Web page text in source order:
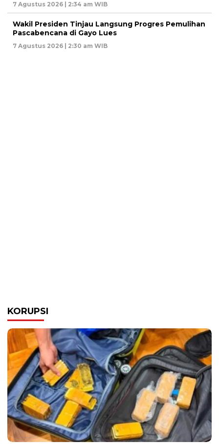
7 Agustus 2026 | 2:34 am WIB
Wakil Presiden Tinjau Langsung Progres Pemulihan
Pascabencana di Gayo Lues
7 Agustus 2026 | 2:30 am WIB
KORUPSI